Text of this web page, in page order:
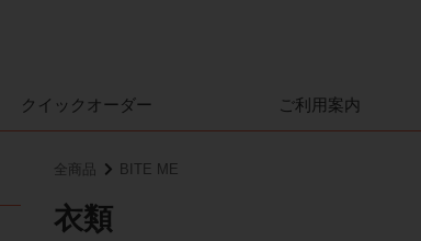
クイック オーダー ご利用案内
全商品 BITE ME
衣類